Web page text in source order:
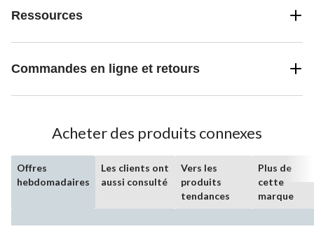
Ressources
Commandes en ligne et retours
Acheter des produits connexes
Offres
hebdomadaires
Les clients ont
aussi consulté
Vers les
produits
tendances
Plus de
cette
marque